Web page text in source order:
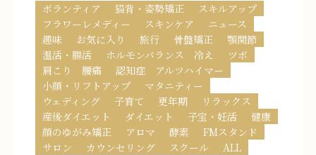
ボランティア 猫背・姿勢矯正
スキルアップ
フラワーレメディー
スキンケア
ニュース
趣味
お気に入り 旅行 骨盤矯正
顎関節
温活・腸活
ホルモンバランス 冷え
ツボ
肩こり 腰痛
認知症 アルツハイマー
小顔・リフトアップ
マタニティー
ウェディング
子育て 更年期
リラックス
産後ダイエット
ダイエット 子宝・妊活
健康
顔のゆがみ矯正
アロマ 酵素
FMスタンド
サロン
カウンセリング スクール ALL